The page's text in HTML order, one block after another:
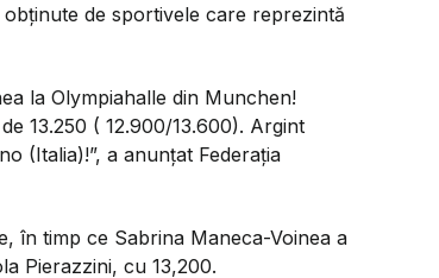
de sportivele care reprezintă
la Olympiahalle din Munchen!
13.250 ( 12.900/13.600). Argint
(Italia)!”, a anunțat Federația
în timp ce Sabrina Maneca-Voinea a
Pierazzini, cu 13,200.